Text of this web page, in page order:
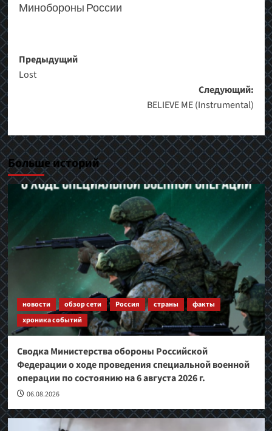
Минобороны России
Навигация
записи
Предыдущий
Lost
Следующий:
BELIEVE ME (Instrumental)
Больше историй
новости обзор сети Россия страны
факты
хроника событий
Сводка Министерства обороны Российской
Федерации о ходе проведения специальной военной
операции по состоянию на 6 августа 2026 г.
06.08.2026